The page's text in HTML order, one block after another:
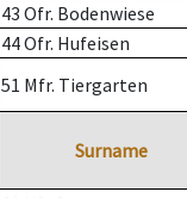
43 Ofr. Bodenwiese
44 Ofr. Hufeisen
51 Mfr. Tiergarten
Surname